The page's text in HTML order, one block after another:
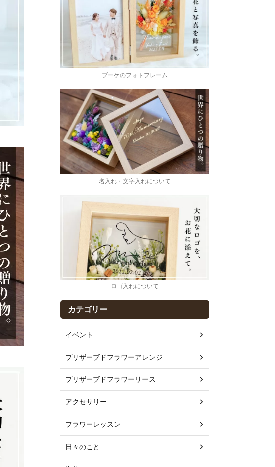
ブーケのフォトフレーム
名入れ・文字入れについて
ロゴ入れについて
カテゴリー
イベント
プリザーブドフラワーアレンジ
プリザーブドフラワーリース
アクセサリー
フラワーレッスン
日々のこと